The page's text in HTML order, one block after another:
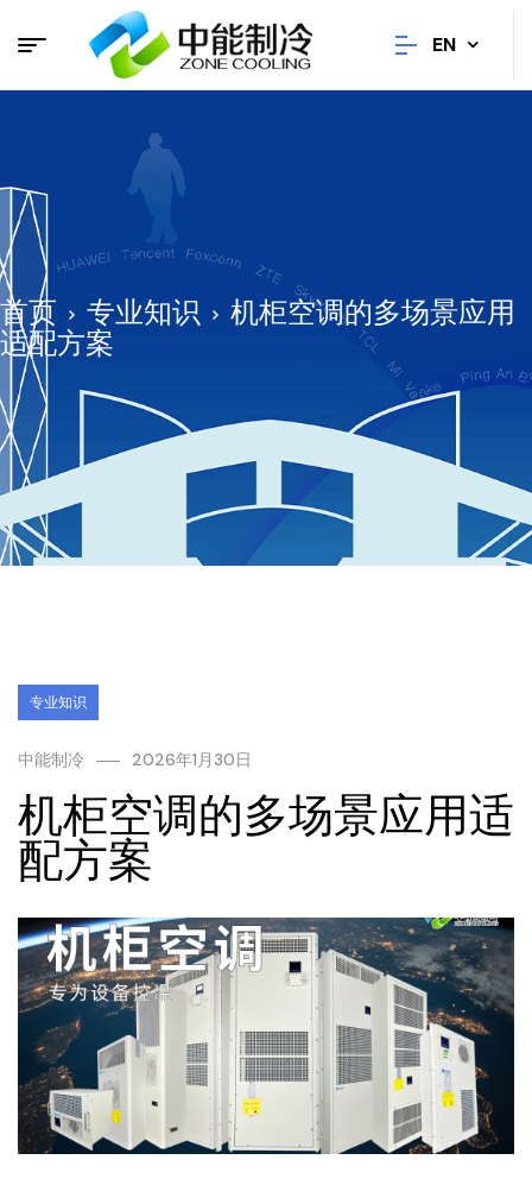
EN
首页 专业知识
机柜空调的多场景应用
适配方案
专业知识
中能制冷 2026年1月30日
机柜空调的多场景应用适
配方案